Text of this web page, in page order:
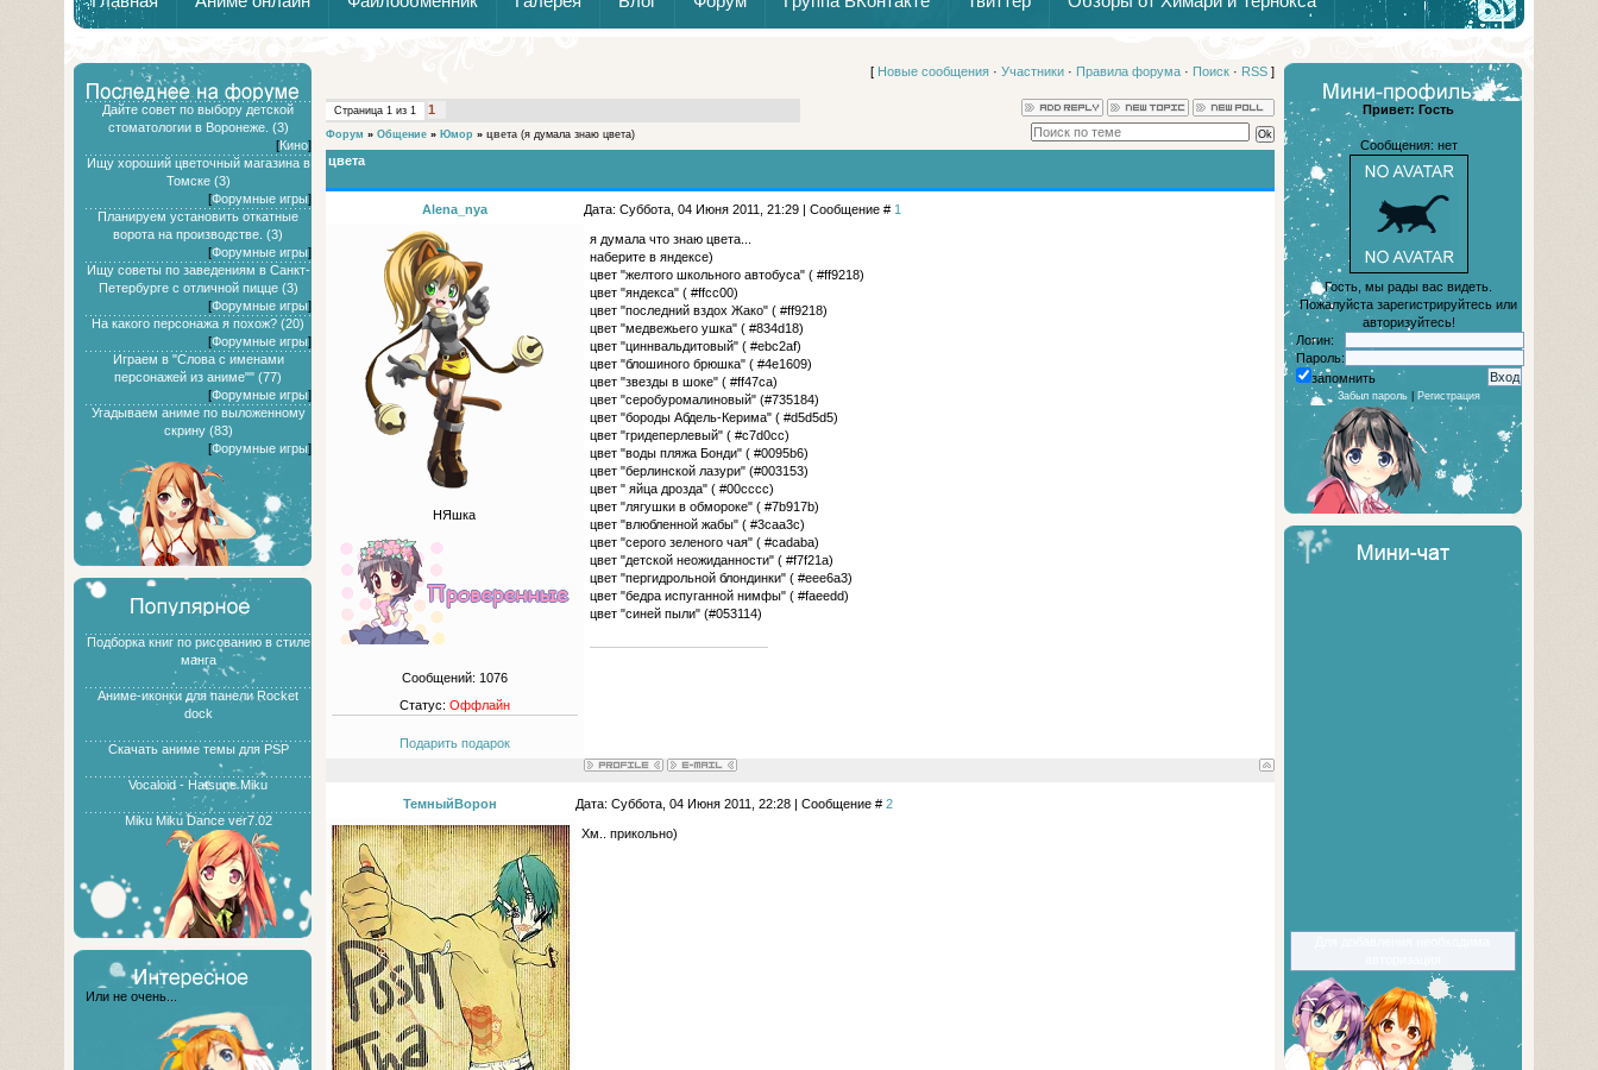
Дайте совет по выбору детской
стоматологии в Воронеже. (3)
[Кино]
Ищу хороший цветочный магазина в
Томске (3)
[Форумные игры]
Планируем установить откатные
ворота на производстве. (3)
[Форумные игры]
Ищу советы по заведениям в Санкт-
Петербурге с отличной пицце (3)
[Форумные игры]
На какого персонажа я похож? (20)
[Форумные игры]
Играем в "Слова с именами
персонажей из аниме"" (77)
[Форумные игры]
Угадываем аниме по выложенному
скрину (83)
[Форумные игры]
Подборка книг по рисованию в стиле
манга
Аниме-иконки для панели Rocket
dock
Скачать аниме темы для PSP
Vocaloid - Hatsune Miku
Miku Miku Dance ver7.02
Или не очень...
[ Новые сообщения· Участники· Правила форума· Поиск· RSS]
Страница 1из 1 1
Форум » Общение » Юмор » цвета (я думала знаю цвета)
цвета
Alena_nya Дата: Суббота, 04 Июня 2011, 21:29 | Сообщение # 1
НЯшка
Сообщений: 1076
Статус: Оффлайн
Подарить подарок
я думала что знаю цвета...
наберите в яндексе)
цвет "желтого школьного автобуса" ( #ff9218)
цвет "яндекса" ( #ffcc00)
цвет "последний вздох Жако" ( #ff9218)
цвет "медвежьего ушка" ( #834d18)
цвет "циннвальдитовый" ( #ebc2af)
цвет "блошиного брюшка" ( #4e1609)
цвет "звезды в шоке" ( #ff47ca)
цвет "серобуромалиновый" (#735184)
цвет "бороды Абдель-Керима" ( #d5d5d5)
цвет "гридеперлевый" ( #c7d0cc)
цвет "воды пляжа Бонди" ( #0095b6)
цвет "берлинской лазури" (#003153)
цвет " яйца дрозда" ( #00cccc)
цвет "лягушки в обмороке" ( #7b917b)
цвет "влюбленной жабы" ( #3caa3c)
цвет "серого зеленого чая" ( #cadaba)
цвет "детской неожиданности" ( #f7f21a)
цвет "пергидрольной блондинки" ( #eee6a3)
цвет "бедра испуганной нимфы" ( #faeedd)
цвет "синей пыли" (#053114)
ТемныйВорон Дата: Суббота, 04 Июня 2011, 22:28 | Сообщение # 2
Хм.. прикольно)
Привет: Гость
Сообщения: нет
Гость, мы рады вас видеть.
Пожалуйста зарегистрируйтесь или
авторизуйтесь!
Логин:
Пароль:
запомнить
Забыл пароль| Регистрация